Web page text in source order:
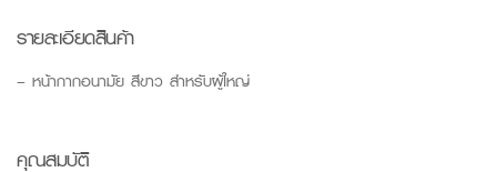
รายละเอียดสินค้า
– หน้ากากอนามัย สีขาว สำหรับผู้ใหญ่
คุณสมบัติ